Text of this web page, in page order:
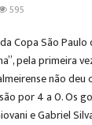
595
Copa São Paulo
pela primeira
não deu
por 4 a 0. Os
e Gabriel